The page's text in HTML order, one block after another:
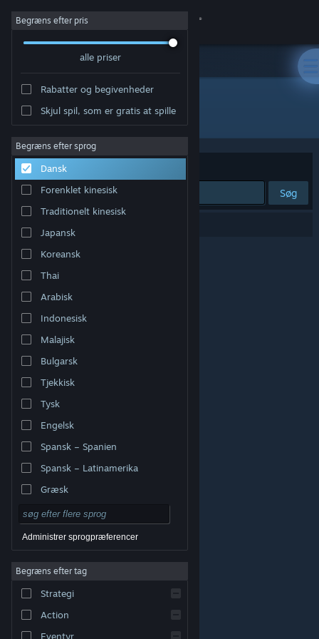
Log på
Om
Support
Skift sprog
Hent Steam-mobilappen
Vis desktop-webside
varemærker tilhører deres respektive indehavere i USA
Tilgængelighed
Refunderinger|
Begræns efter pris
alle priser
Rabatter og begivenheder
Skjul spil, som er gratis at spille
Begræns efter sprog
Dansk
Forenklet kinesisk
Traditionelt kinesisk
Japansk
Koreansk
Thai
Arabisk
Indonesisk
Malajisk
Bulgarsk
Tjekkisk
Tysk
Engelsk
Spansk – Spanien
Spansk – Latinamerika
Græsk
Administrer sprogpræferencer
Begræns efter tag
Strategi
Action
Eventyr
Udvikler: Alpha Code Inc.
Sorter efter Relevans
Søg